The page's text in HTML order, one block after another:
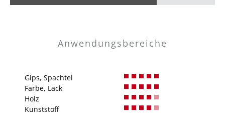
Anwendungsbereiche
Gips, Spachtel
Farbe, Lack
Holz
Kunststoff